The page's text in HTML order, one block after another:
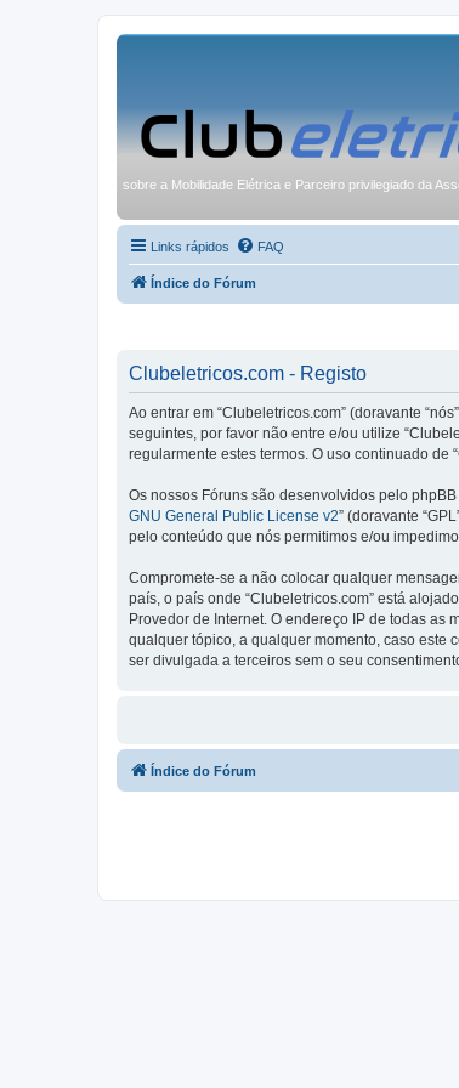
sobre a Mobilidade Elétrica e Parceiro privilegiado da
Links rápidos FAQ
Índice do Fórum
Clubeletricos.com - Registo
Ao entrar em “Clubeletricos.com” (doravante
seguintes, por favor não entre e/ou utilize
regularmente estes termos. O uso continuado de
Os nossos Fóruns são desenvolvidos pelo phpBB
GNU General Public License v2” (doravante
pelo conteúdo que nós permitimos e/ou
Compromete-se a não colocar qualquer
país, o país onde “Clubeletricos.com” está
Provedor de Internet. O endereço IP de todas as
qualquer tópico, a qualquer momento, caso este
ser divulgada a terceiros sem o seu
Índice do Fórum